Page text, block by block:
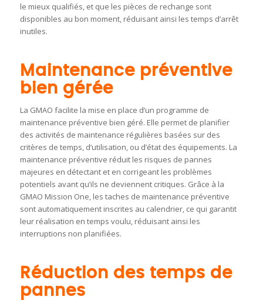
le mieux qualifiés, et que les pièces de rechange sont
disponibles au bon moment, réduisant ainsi les temps d’arrêt
inutiles.
Maintenance préventive
bien gérée
La GMAO facilite la mise en place d’un programme de
maintenance préventive bien géré. Elle permet de planifier
des activités de maintenance régulières basées sur des
critères de temps, d’utilisation, ou d’état des équipements. La
maintenance préventive réduit les risques de pannes
majeures en détectant et en corrigeant les problèmes
potentiels avant qu’ils ne deviennent critiques. Grâce à la
GMAO Mission One, les taches de maintenance préventive
sont automatiquement inscrites au calendrier, ce qui garantit
leur réalisation en temps voulu, réduisant ainsi les
interruptions non planifiées.
Réduction des temps de
pannes